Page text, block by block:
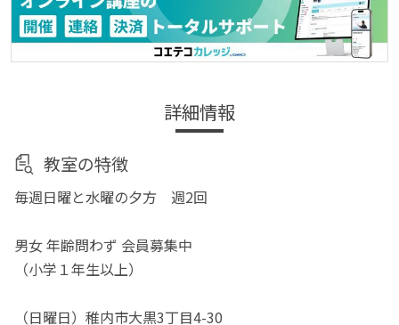
詳細情報
教室の特徴
毎週日曜と水曜の夕方 週2回
男女 年齢問わず 会員募集中
（小学１年生以上）
（日曜日）稚内市大黒3丁目4-30